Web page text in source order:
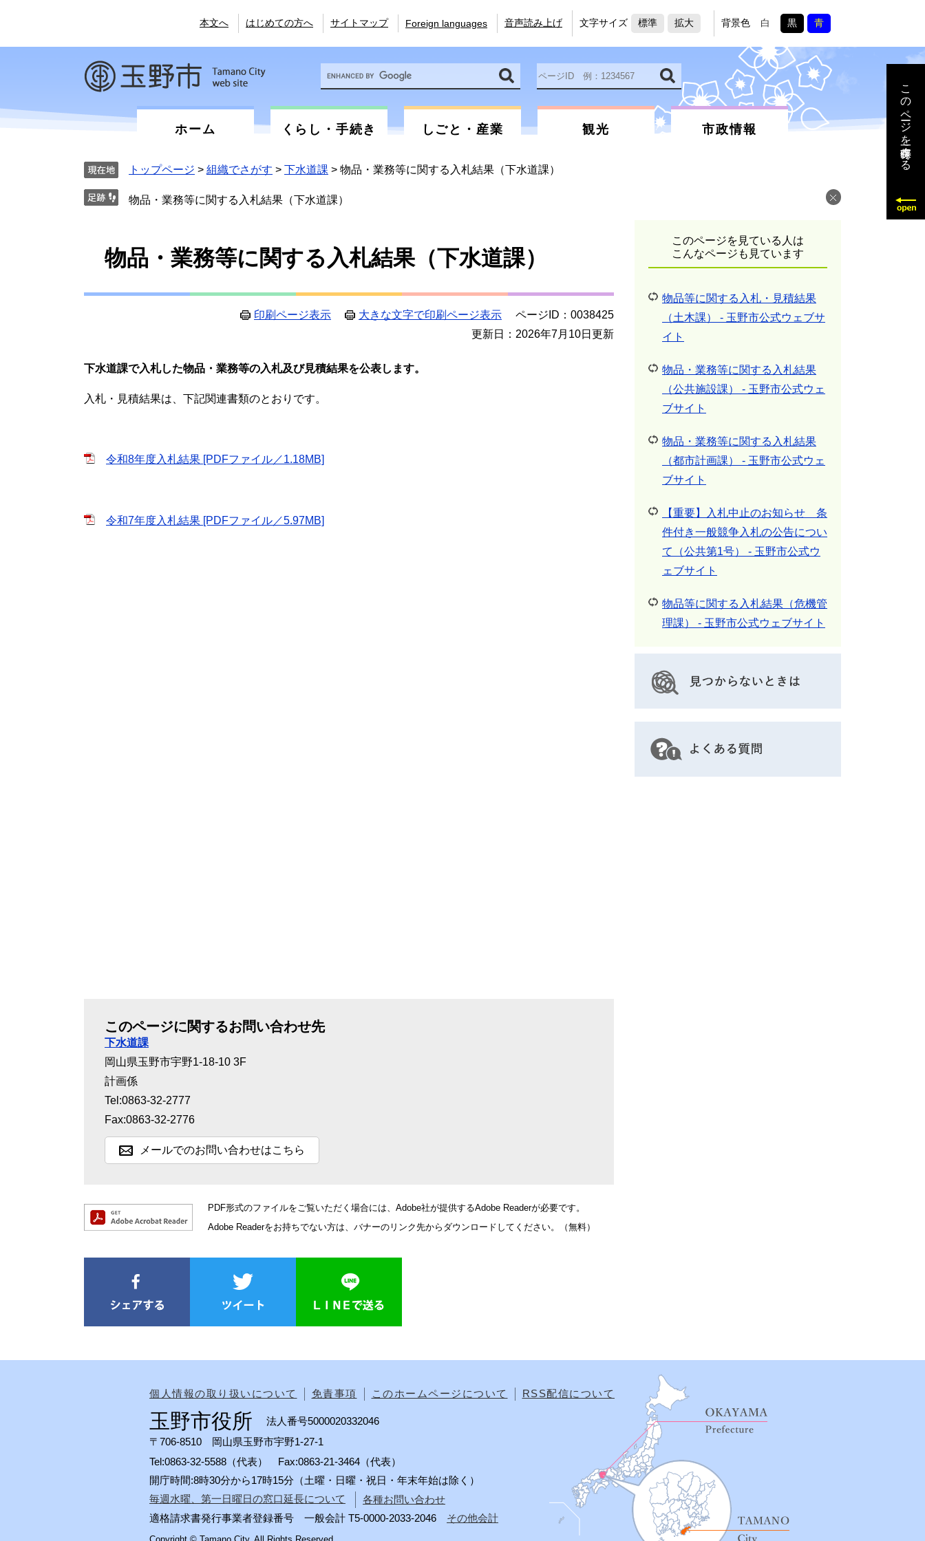
の
す。
ー
し
本文へ はじめての方へ サイトマップ Foreign languages 音声読み上げ 文字サイズ 標準 拡大 背景色 白 黒 青
カ
タ
ム
ID
を
ホーム くらし・手続き しごと・産業 観光 市政情報 このページを一時保存する
トップページ > 組織でさがす > 下水道課 > 物品・業務等に関する入札結果（下水道課）
物品・業務等に関する入札結果（下水道課）
物品・業務等に関する入札結果（下水道課）
印刷ページ表示 大きな文字で印刷ページ表示
ページID：0038425
更新日：2026年7月10日更新
下水道課で入札した物品・業務等の入札及び見積結果を公表します。
入札・見積結果は、下記関連書類のとおりです。
令和8年度入札結果 [PDFファイル／1.18MB]
令和7年度入札結果 [PDFファイル／5.97MB]
このページに関するお問い合わせ先
下水道課
岡山県玉野市宇野1-18-10 3F
計画係
Tel:0863-32-2777
Fax:0863-32-2776
メールでのお問い合わせはこちら
PDF形式のファイルをご覧いただく場合には、Adobe社が提供するAdobe Readerが必要です。
Adobe Readerをお持ちでない方は、バナーのリンク先からダウンロードしてください。（無料）
このページを見ている人は
こんなページも見ています
物品等に関する入札・見積結果
（土木課） - 玉野市公式ウェブサ
イト
物品・業務等に関する入札結果
（公共施設課） - 玉野市公式ウェ
ブサイト
物品・業務等に関する入札結果
（都市計画課） - 玉野市公式ウェ
ブサイト
【重要】入札中止のお知らせ 条
件付き一般競争入札の公告につい
て（公共第1号） - 玉野市公式ウ
ェブサイト
物品等に関する入札結果（危機管
理課） - 玉野市公式ウェブサイト
個人情報の取り扱いについて 免責事項 このホームページについて RSS配信について
玉野市役所
法人番号5000020332046
〒706-8510 岡山県玉野市宇野1-27-1
Tel:0863-32-5588（代表） Fax:0863-21-3464（代表）
開庁時間:8時30分から17時15分（土曜・日曜・祝日・年末年始は除く）
毎週水曜、第一日曜日の窓口延長について
各種お問い合わせ
適格請求書発行事業者登録番号 一般会計 T5-0000-2033-2046 その他会計